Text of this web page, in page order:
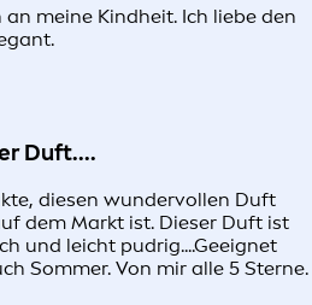
meine Kindheit. Ich liebe den
Duft....
diesen wundervollen Duft
dem Markt ist. Dieser Duft ist
und leicht pudrig....Geeignet
Sommer. Von mir alle 5 Sterne.